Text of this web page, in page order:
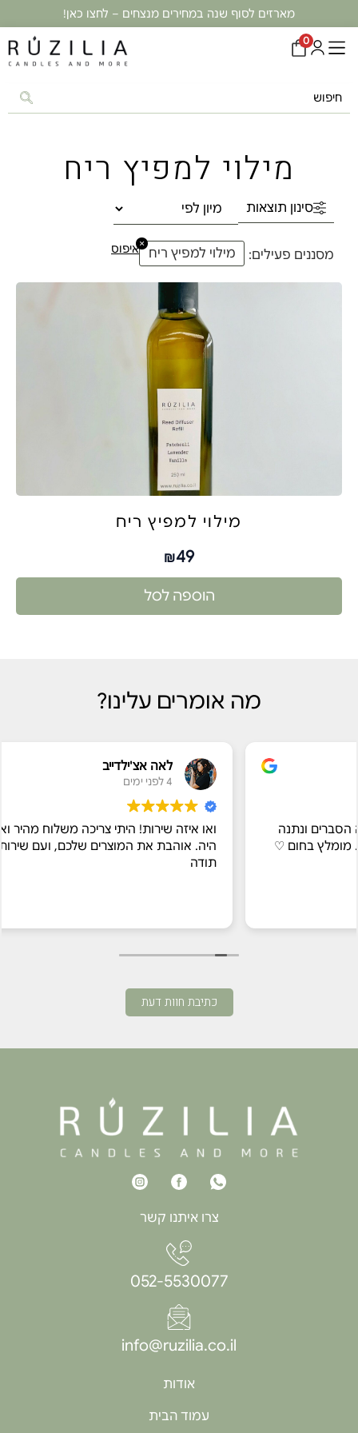
מארזים לסוף שנה במחירים מנצחים – לחצו כאן!
0
מילוי למפיץ ריח
סינון תוצאות
מסננים פעילים: מילוי למפיץ ריח
×איפוס
מילוי למפיץ ריח
₪49
הוספה לסל
מה אומרים עלינו?
לאה אצ'ילדייב
ואו איזה שירות! היתי צריכה משלוח מהיר ואריזה מיוחדת וכך
היה. אוהבת את המוצרים שלכם, ועם שירות כזה, שווה הכל.
כתיבת חוות דעת
צרו איתנו קשר
052-5530077
info@ruzilia.co.il
אודות
עמוד הבית